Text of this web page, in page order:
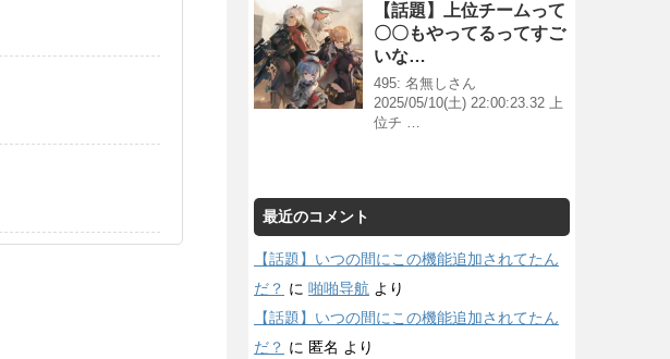
【話題】上位チームって
〇〇もやってるってすご
いな…
495: 名無しさん
2025/05/10(土) 22:00:23.32 上
位チ …
最近のコメント
【話題】いつの間にこの機能追加されてたん
だ？ に 啪啪导航 より
【話題】いつの間にこの機能追加されてたん
だ？ に 匿名 より